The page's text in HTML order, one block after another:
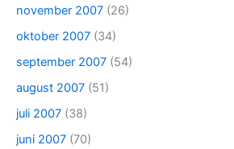
november 2007 (26)
oktober 2007 (34)
september 2007 (54)
august 2007 (51)
juli 2007 (38)
juni 2007 (70)